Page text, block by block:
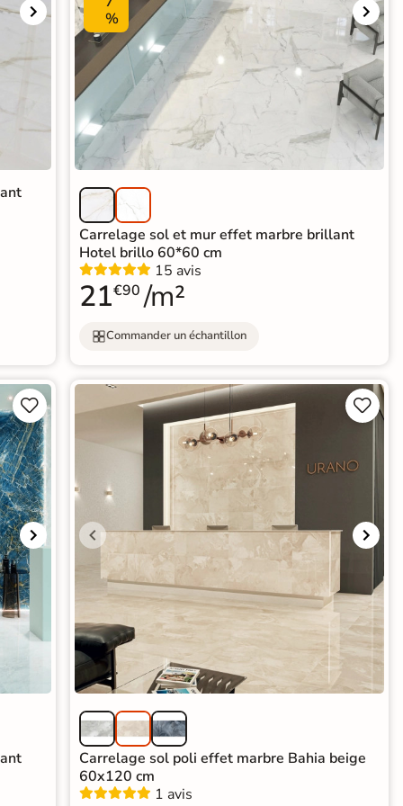
%
Carrelage sol et mur effet marbre brillant
Hotel brillo 60*60 cm
15 avis
21€90 /m²
Commander un échantillon

 

Carrelage sol poli effet marbre Bahia beige
60x120 cm
1 avis